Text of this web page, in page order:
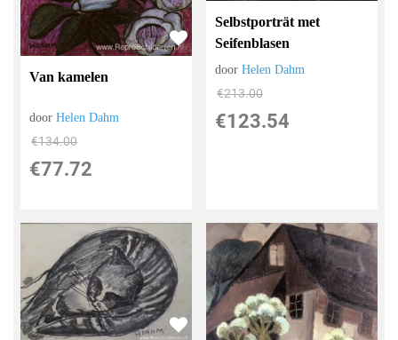
Van kamelen
doorHelen Dahm
€134.00
€77.72
Selbstporträt met
Seifenblasen
doorHelen Dahm
€213.00
€123.54